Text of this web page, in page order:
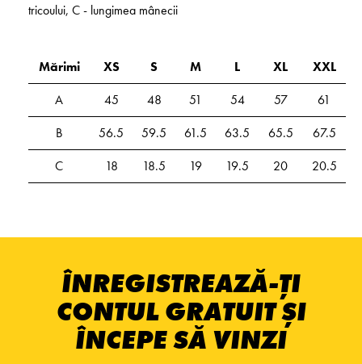
tricoului, C - lungimea mânecii
Mărimi XS S M L XL
XXL
A
45 48 51 54 57
61
B
56.5 59.5 61.5 63.5 65.5
67.5
C
18 18.5 19 19.5 20 20.5
ÎNREGISTREAZĂ-ȚI
CONTUL GRATUIT ȘI
ÎNCEPE SĂ VINZI